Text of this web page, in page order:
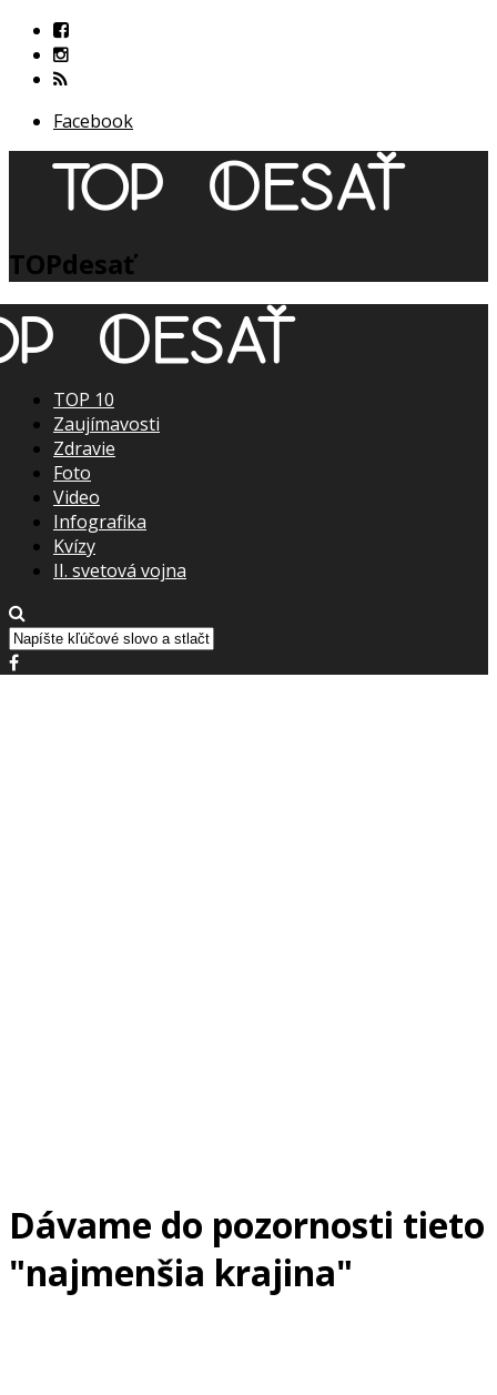
Facebook
TOPdesať
TOP 10
Zaujímavosti
Zdravie
Foto
Video
Infografika
Kvízy
II. svetová vojna
Dávame do pozornosti tieto
"najmenšia krajina"